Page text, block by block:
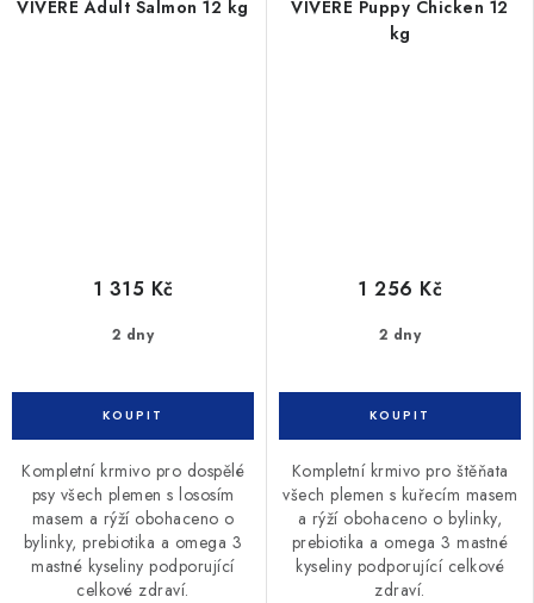
VIVERE Adult Salmon 12 kg
2 dny
1 315 Kč
Kompletní krmivo pro dospělé
psy všech plemen s lososím
masem a rýží obohaceno o
bylinky, prebiotika a omega 3
mastné kyseliny podporující
celkové zdraví.
VIVERE Puppy Chicken 12
kg
2 dny
1 256 Kč
Kompletní krmivo pro štěňata
všech plemen s kuřecím masem
a rýží obohaceno o bylinky,
prebiotika a omega 3 mastné
kyseliny podporující celkové
zdraví.